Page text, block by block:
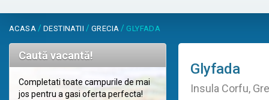
ACASA / DESTINATII / GRECIA / GLYFADA
Caută vacantă!
Completati toate campurile de mai
jos pentru a gasi oferta perfecta!
Glyfada
Insula Corfu,